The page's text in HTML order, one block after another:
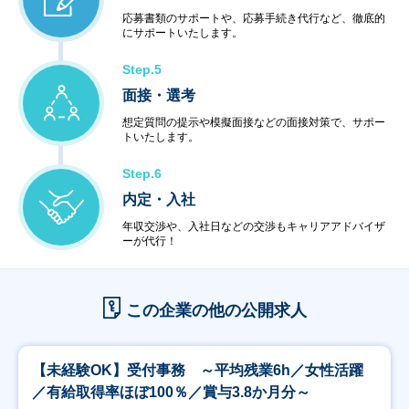
応募書類のサポートや、応募手続き代行など、徹底的
にサポートいたします。
Step.5
面接・選考
想定質問の提示や模擬面接などの面接対策で、サポー
トいたします。
Step.6
内定・入社
年収交渉や、入社日などの交渉もキャリアアドバイザ
ーが代行！
この企業の他の公開求人
【未経験OK】受付事務 ～平均残業6h／女性活躍
／有給取得率ほぼ100％／賞与3.8か月分～